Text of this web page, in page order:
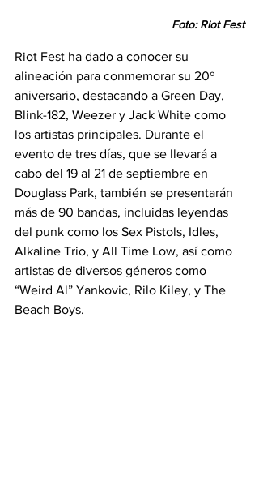
Foto: Riot Fest
Riot Fest ha dado a conocer su
alineación para conmemorar su 20º
aniversario, destacando a Green Day,
Blink-182, Weezer y Jack White como
los artistas principales. Durante el
evento de tres días, que se llevará a
cabo del 19 al 21 de septiembre en
Douglass Park, también se presentarán
más de 90 bandas, incluidas leyendas
del punk como los Sex Pistols, Idles,
Alkaline Trio, y All Time Low, así como
artistas de diversos géneros como
“Weird Al” Yankovic, Rilo Kiley, y The
Beach Boys.